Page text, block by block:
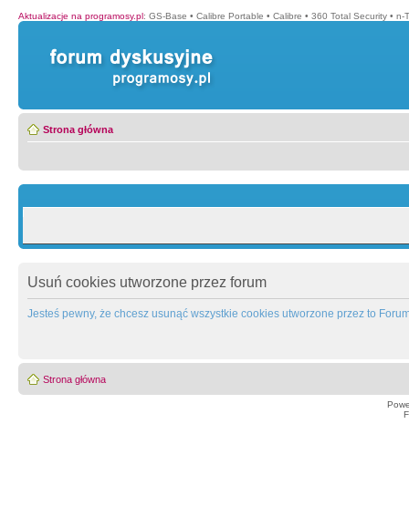
Aktualizacje na programosy.pl: GS-Base • Calibre Portable • Calibre • 360 Total Security • n-
Strona główna
Usuń cookies utworzone przez forum
Jesteś pewny, że chcesz usunąć wszystkie cookies utworzone przez to
Strona główna